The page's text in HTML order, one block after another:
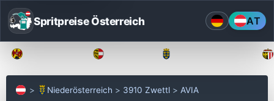
Spritpreise Österreich AT
Niederösterreich 3910 Zwettl AVIA